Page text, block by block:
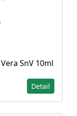
SnV 10ml
Detail